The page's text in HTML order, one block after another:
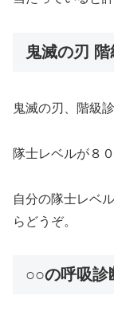
鬼滅の刃
鬼滅の刃、階級診
隊士レベルが８
自分の隊士レベ
らどうぞ。
○○の呼吸診